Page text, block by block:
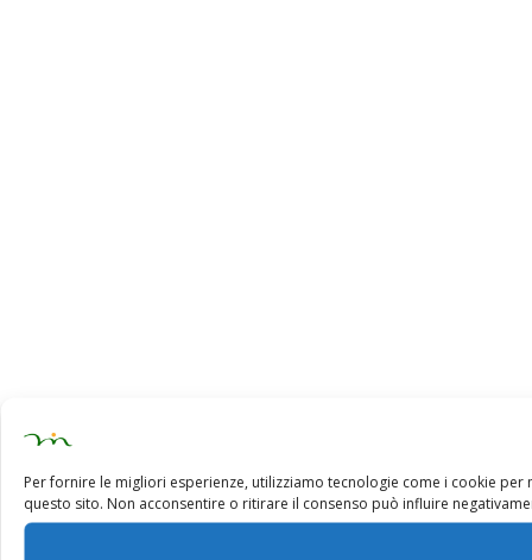
Per fornire le migliori esperienze, utilizziamo tecnologie come i cookie
questo sito. Non acconsentire o ritirare il consenso può influire